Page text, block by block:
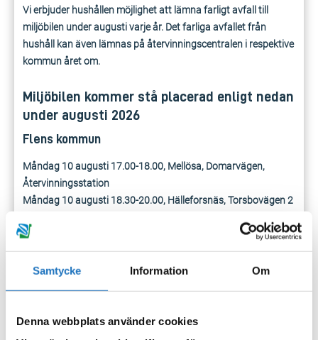
Samtycke Information Om
Denna webbplats använder cookies
Vi erbjuder hushållen möjlighet att lämna farligt avfall till
miljöbilen under augusti varje år. Det farliga avfallet från
hushåll kan även lämnas på återvinningscentralen i respektive
kommun året om.
Miljöbilen kommer stå placerad enligt nedan
under augusti 2026
Flens kommun
Måndag 10 augusti 17.00-18.00, Mellösa, Domarvägen,
Återvinningsstation
Måndag 10 augusti 18.30-20.00, Hälleforsnäs, Torsbovägen 2
Förrådsgatan, Återvinningsstation
Onsdag 12 augusti 17.00-19.00, Flen, Amazonplan, Parkgatan
2, Återvinningsstation